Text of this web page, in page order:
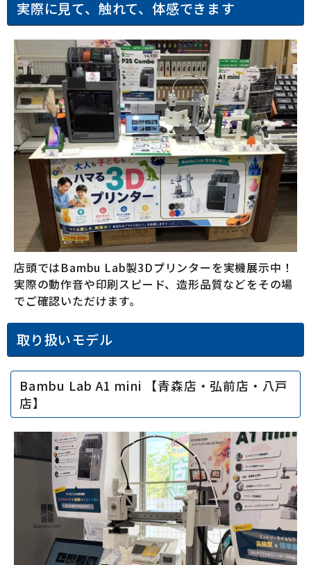
実際に見て、触れて、体感できます
店頭ではBambu Lab製3Dプリンターを実機展示中！
実際の動作音や印刷スピード、造形品質などをその場
でご確認いただけます。
取り扱いモデル
Bambu Lab A1 mini 【青森店・弘前店・八戸
店】